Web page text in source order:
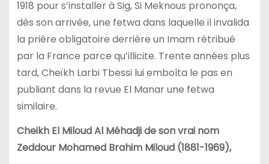
1918 pour s’installer à Sig, Si Meknous prononça,
dès son arrivée, une fetwa dans laquelle il invalida
la prière obligatoire derrière un Imam rétribué
par la France parce qu’illicite. Trente années plus
tard, Cheïkh Larbi Tbessi lui emboîta le pas en
publiant dans la revue El Manar une fetwa
similaire.
Cheikh El Miloud Al Méhadji de son vrai nom
Zeddour Mohamed Brahim Miloud (1881-1969),